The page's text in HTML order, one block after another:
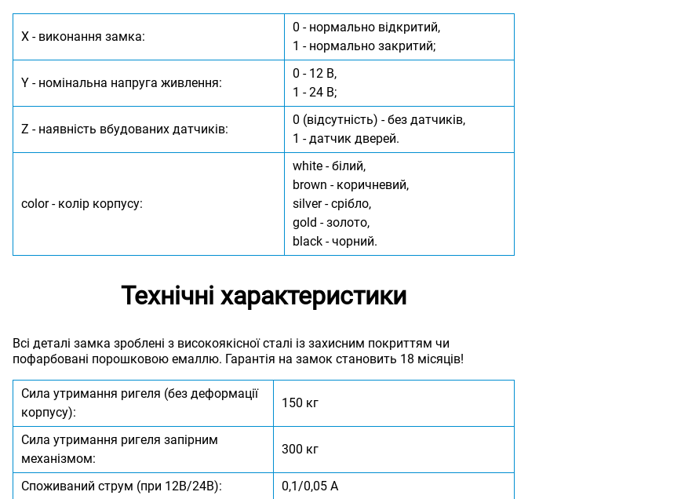
X - виконання замка:
0 - нормально відкритий,
1 - нормально закритий;
Y - номінальна напруга живлення:
0 - 12 В,
1 - 24 В;
Z - наявність вбудованих датчиків:
0 (відсутність) - без датчиків,
1 - датчик дверей.
color - колір корпусу:
white - білий,
brown - коричневий,
silver - срібло,
gold - золото,
black - чорний.
Технічні характеристики
Всі деталі замка зроблені з високоякісної сталі із захисним покриттям чи
пофарбовані порошковою емаллю. Гарантія на замок становить 18 місяців!
Сила утримання ригеля (без деформації
корпусу):
150 кг
Сила утримання ригеля запірним
механізмом:
300 кг
Споживаний струм (при 12В/24В): 0,1/0,05 А